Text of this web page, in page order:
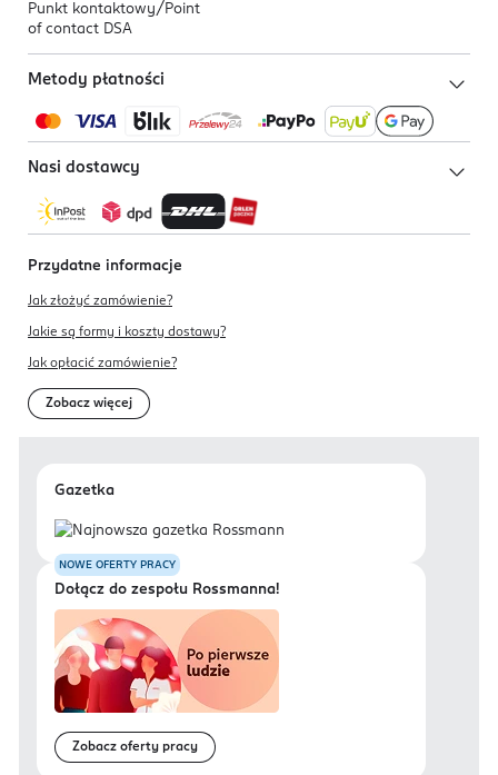
Punkt kontaktowy/ Point
of contact DSA
Metody płatności
Nasi dostawcy
Przydatne informacje
Jak złożyć zamówienie?
Jakie są formy i koszty dostawy?
Jak opłacić zamówienie?
Zobacz więcej
Gazetka
NOWE OFERTY PRACY
Dołącz do zespołu Rossmanna!
Zobacz oferty pracy